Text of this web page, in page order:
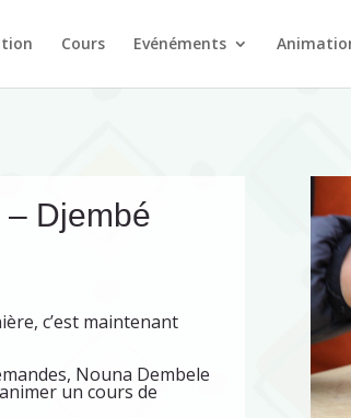
Cours Evénéments
Djembé
c’est maintenant
Nouna Dembele
un cours de